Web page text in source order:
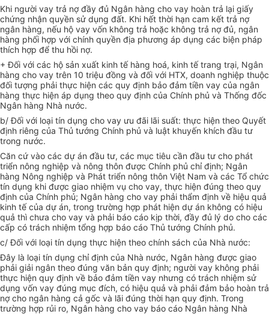
Khi người vay trả nợ đầy đủ Ngân hàng cho vay hoàn trả lại giấy
chứng nhận quyền sử dụng đất. Khi hết thời hạn cam kết trả nợ
ngân hàng, nếu hộ vay vốn không trả hoặc không trả nợ đủ, ngân
hàng phối hợp với chính quyền địa phương áp dụng các biện pháp
thích hợp để thu hồi nợ.
+ Đối với các hộ sản xuất kinh tế hàng hoá, kinh tế trang trại, Ngân
hàng cho vay trên 10 triệu đồng và đối với HTX, doanh nghiệp thuộc
đối tượng phải thực hiện các quy định bảo đảm tiền vay của ngân
hàng thực hiện áp dụng theo quy định của Chính phủ và Thống đốc
Ngân hàng Nhà nước.
b/ Đối với loại tín dụng cho vay ưu đãi lãi suất: thực hiện theo Quyết
định riêng của Thủ tướng Chính phủ và luật khuyến khích đầu tư
trong nước.
Căn cứ vào các dự án đầu tư, các mục tiêu cần đầu tư cho phát
triển nông nghiệp và nông thôn được Chính phủ chỉ định; Ngân
hàng Nông nghiệp và Phát triển nông thôn Việt Nam và các Tổ chức
tín dụng khi được giao nhiệm vụ cho vay, thực hiện đúng theo quy
định của Chính phủ; Ngân hàng cho vay phải thẩm định về hiệu quả
kinh tế của dự án, trong trường hợp phát hiện dự án không có hiệu
quả thì chưa cho vay và phải báo cáo kịp thời, đầy đủ lý do cho các
cấp có trách nhiệm tổng hợp báo cáo Thủ tướng Chính phủ.
c/ Đối với loại tín dụng thực hiện theo chính sách của Nhà nước:
Đây là loại tín dụng chỉ định của Nhà nước, Ngân hàng được giao
phải giải ngân theo đúng văn bản quy định; người vay không phải
thực hiện quy định về bảo đảm tiền vay nhưng có trách nhiệm sử
dụng vốn vay đúng mục đích, có hiệu quả và phải đảm bảo hoàn trả
nợ cho ngân hàng cả gốc và lãi đúng thời hạn quy định. Trong
trường hợp rủi ro, Ngân hàng cho vay báo cáo Ngân hàng Nhà